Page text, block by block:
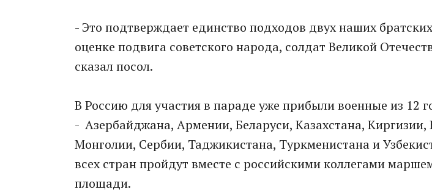
- Это подтверждает единство подходов двух наших
оценке подвига советского народа, солдат Великой
сказал посол.
В Россию для участия в параде уже прибыли военные из 12
- Азербайджана, Армении, Беларуси, Казахстана,
Монголии, Сербии, Таджикистана, Туркменистана и
всех стран пройдут вместе с российскими коллегами
площади.